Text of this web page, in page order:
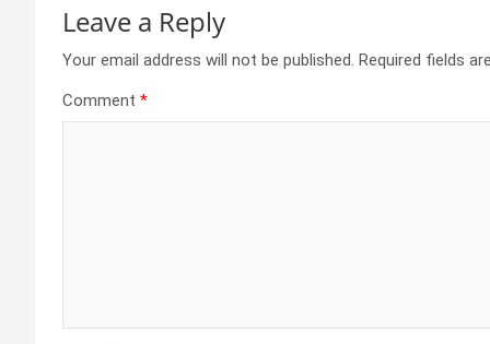
Leave a Reply
Your email address will not be published. Required fields
Comment *